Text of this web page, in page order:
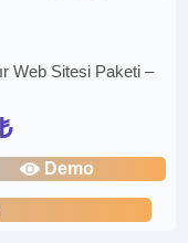
Web Sitesi Paketi –
Demo